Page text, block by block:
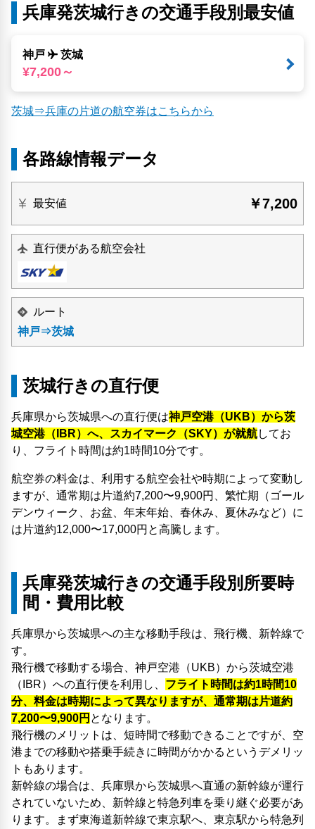
兵庫発茨城行きの交通手段別最安値
神戸 茨城
¥7,200～
茨城⇒兵庫の片道の航空券はこちらから
各路線情報データ
最安値 ￥7,200
直行便がある航空会社
ルート
神戸⇒茨城
茨城行きの直行便
兵庫県から茨城県への直行便は神戸空港（UKB）から茨
城空港（IBR）へ、スカイマーク（SKY）が就航してお
り、フライト時間は約1時間10分です。
航空券の料金は、利用する航空会社や時期によって変動し
ますが、通常期は片道約7,200〜9,900円、繁忙期（ゴール
デンウィーク、お盆、年末年始、春休み、夏休みなど）に
は片道約12,000〜17,000円と高騰します。
兵庫発茨城行きの交通手段別所要時
間・費用比較
兵庫県から茨城県への主な移動手段は、飛行機、新幹線で
す。
飛行機で移動する場合、神戸空港（UKB）から茨城空港
（IBR）への直行便を利用し、 フライト時間は約1時間10
分、料金は時期によって異なりますが、通常期は片道約
7,200〜9,900円 となります。
飛行機のメリットは、短時間で移動できることですが、空
港までの移動や搭乗手続きに時間がかかるというデメリッ
トもあります。
新幹線の場合は、兵庫県から茨城県へ直通の新幹線が運行
されていないため、新幹線と特急列車を乗り継ぐ必要があ
ります。まず東海道新幹線で東京駅へ、東京駅から特急列